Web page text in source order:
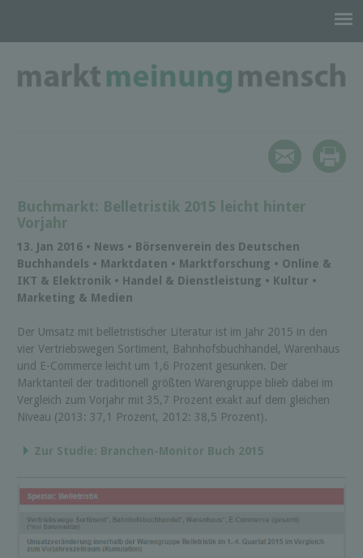
Buchmarkt: Belletristik 2015 leicht hinter
Vorjahr
13. Jan 2016 • News • Börsenverein des Deutschen
Buchhandels • Marktdaten • Marktforschung • Online &
IKT & Elektronik • Handel & Dienstleistung • Kultur •
Marketing & Medien
Der Umsatz mit belletristischer Literatur ist im Jahr 2015 in den
vier Vertriebswegen Sortiment, Bahnhofsbuchhandel, Warenhaus
und E-Commerce leicht um 1,6 Prozent gesunken. Der
Marktanteil der traditionell größten Warengruppe blieb dabei im
Vergleich zum Vorjahr mit 35,7 Prozent exakt auf dem gleichen
Niveau (2013: 37,1 Prozent, 2012: 38,5 Prozent).
Zur Studie: Branchen-Monitor Buch 2015